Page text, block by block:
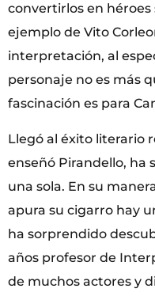
convertirlos en héroes
ejemplo de Vito
interpretación, al
personaje no es más
fascinación es para
Llegó al éxito literario
enseñó Pirandello, ha
una sola. En su
apura su cigarro hay
ha sorprendido
años profesor de
de muchos actores y